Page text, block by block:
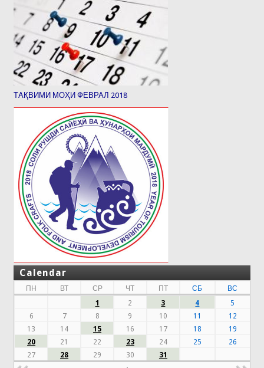
ТАҚВИМИ МОҲИ ФЕВРАЛ 2018
Calendar
ПН ВТ СР ЧТ ПТ СБ
ВС
1
2 3 4
5
6
7 8 9 10 11
12
13
14 15 16 17 18
19
20
21 22 23 24 25
26
27
28 29 30 31